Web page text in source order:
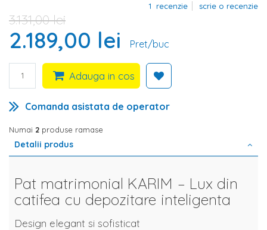
1 recenzie scrie o recenzie
3.131,00 lei
2.189,00 lei Pret/buc
Adauga in cos
Comanda asistata de operator
Numai 2 produse ramase
Detalii produs
Pat matrimonial KARIM – Lux din
catifea cu depozitare inteligenta
Design elegant si sofisticat